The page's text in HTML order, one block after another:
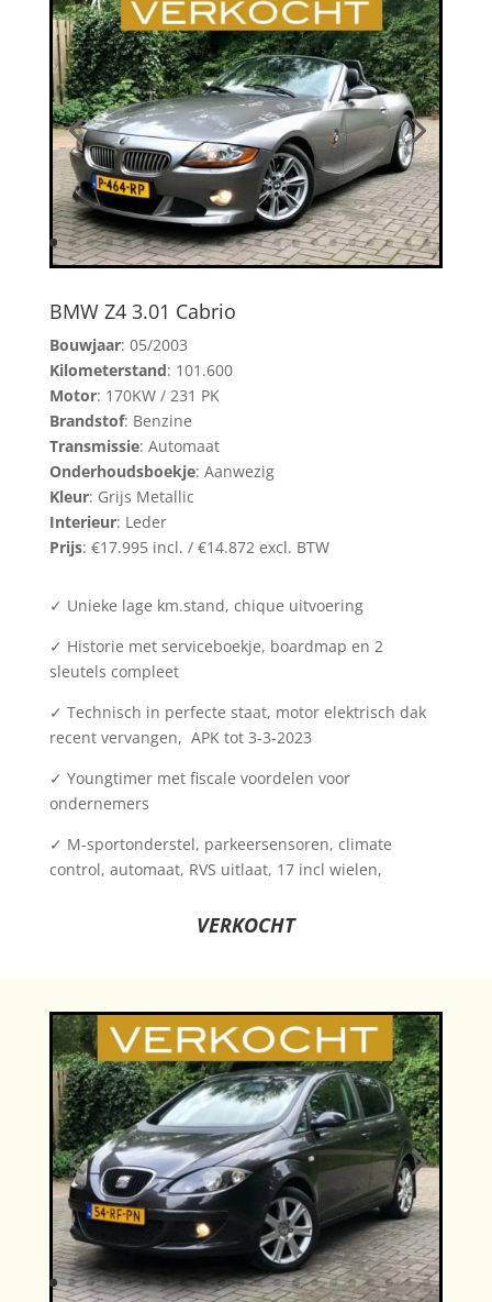
BMW Z4 3.01 Cabrio
Bouwjaar: 05/2003
Kilometerstand: 101.600
Motor: 170KW / 231 PK
Brandstof: Benzine
Transmissie: Automaat
Onderhoudsboekje: Aanwezig
Kleur: Grijs Metallic
Interieur: Leder
Prijs: €17.995 incl. / €14.872 excl. BTW
✓ Unieke lage km.stand, chique uitvoering
✓ Historie met serviceboekje, boardmap en 2
sleutels compleet
✓ Technisch in perfecte staat, motor elektrisch dak
recent vervangen, APK tot 3-3-2023
✓ Youngtimer met fiscale voordelen voor
ondernemers
✓ M-sportonderstel, parkeersensoren, climate
control, automaat, RVS uitlaat, 17 incl wielen,
VERKOCHT